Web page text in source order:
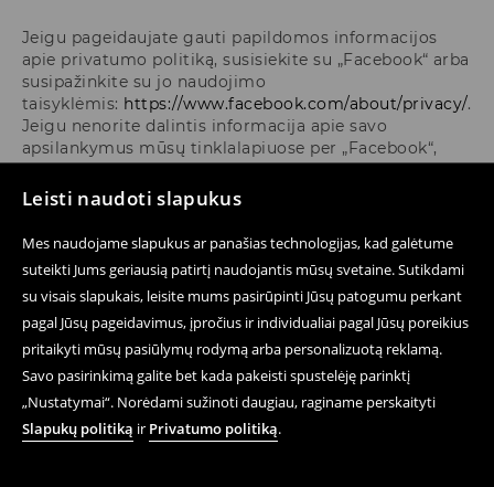
Leisti naudoti slapukus
Mes naudojame slapukus ar panašias technologijas, kad galėtume
suteikti Jums geriausią patirtį naudojantis mūsų svetaine. Sutikdami
su visais slapukais, leisite mums pasirūpinti Jūsų patogumu perkant
pagal Jūsų pageidavimus, įpročius ir individualiai pagal Jūsų poreikius
pritaikyti mūsų pasiūlymų rodymą arba personalizuotą reklamą.
Savo pasirinkimą galite bet kada pakeisti spustelėję parinktį
„Nustatymai“. Norėdami sužinoti daugiau, raginame perskaityti
Slapukų politiką ir Privatumo politiką.
Jeigu pageidaujate gauti papildomos informacijos
apie privatumo politiką, susisiekite su „Facebook“ arba
susipažinkite su jo naudojimo
taisyklėmis: https://www.facebook.com/about/privacy/.
Jeigu nenorite dalintis informacija apie savo
apsilankymus mūsų tinklalapiuose per „Facebook“,
rekomenduojame pirma atsijungti nuo savo
„Facebook“ paskyros.
„Pixel“ ir panašios technologijos
Paslaugas mums teikiantys partneriai mūsų
svetainėse gali naudoti vadinamąją „pixel“
technologiją. Kai naudojama „pixel“ ar panaši
technologija, jums lankantis mūsų svetainėse
prisijungiama prie mūsų partnerių serverių. Norint
naudoti „pixel“ technologiją, reikalingas jūsų
sutikimas, kurį jūs suteikiate sutikdami su
reklaminiais slapukais. Mūsų partneriai pritaiko